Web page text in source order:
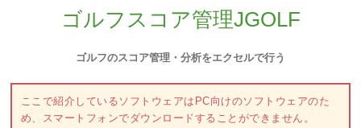
ゴルフスコア管理JGOLF
ゴルフのスコア管理・分析をエクセルで行う
ここで紹介しているソフトウェアはPC向けのソフトウェアのた
め、スマートフォンでダウンロードすることができません。